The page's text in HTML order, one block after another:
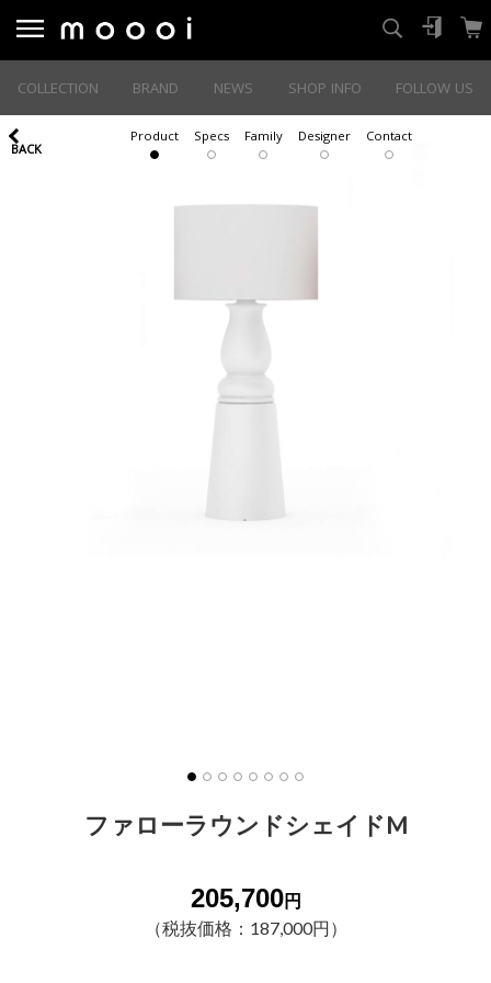
COLLECTION BRAND NEWS SHOP INFO FOLLOW US
BACK
Product Specs Family Designer Contact
ファローラウンドシェイドM
205,700円
（税抜価格：187,000円）